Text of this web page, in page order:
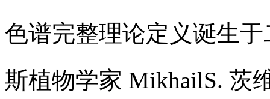
色谱完整理论定义诞生
斯植物学家 MikhailS. 茨